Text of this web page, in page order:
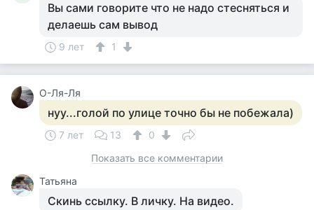
Вы сами говорите что не надо стесняться и
делаешь сам вывод
9 лет 1
О-Ля-Ля
нуу...голой по улице точно бы не побежала)
7 лет 13
0
Показать все комментарии
Татьяна
Скинь ссылку. В личку. На видео.